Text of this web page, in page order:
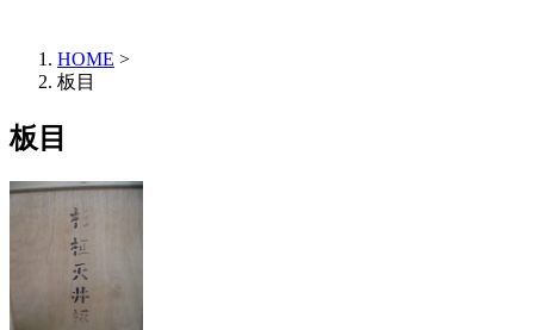
HOME >
板目
板目